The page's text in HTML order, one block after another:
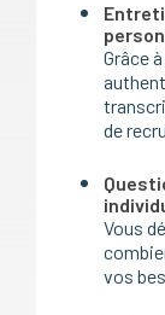
Grâce
de
Vous
vos